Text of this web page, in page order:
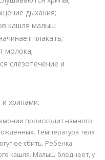
дыхания;
кашля малыш
плакать;
молока;
слезотечение и
хрипами.
происходит намного
Температура тела
ее сбить. Ребенка
кашля. Малыш бледнеет, у